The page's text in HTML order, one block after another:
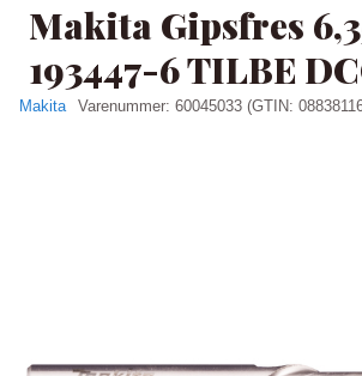
Makita Gipsfres
193447-6 TILBE
Makita Varenummer: 60045033 (GTIN: